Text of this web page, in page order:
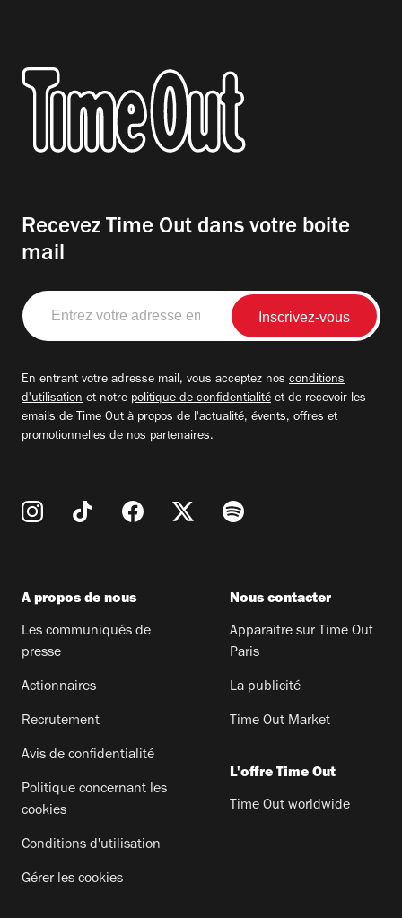
Recevez Time Out dans votre boite
mail
Entrez
votre
adresse
En entrant votre adresse mail, vous acceptez nos conditions
d'utilisation et notre politique de confidentialité et de recevoir les
emails de Time Out à propos de l'actualité, évents, offres et
promotionnelles de nos partenaires.
A propos de nous
Les communiqués de
presse
Actionnaires
Recrutement
Avis de confidentialité
Politique concernant les
cookies
Conditions d'utilisation
Gérer les cookies
Nous contacter
Apparaitre sur Time Out
Paris
La publicité
Time Out Market
L'offre Time Out
Time Out worldwide